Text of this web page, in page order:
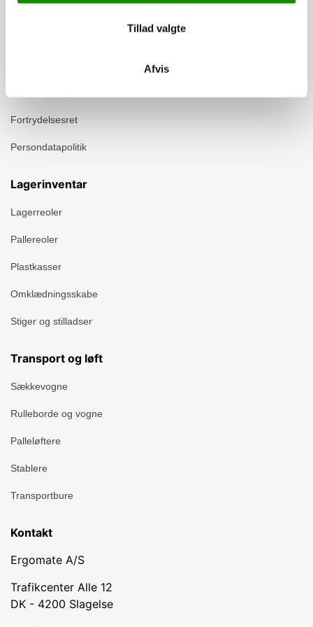
Tillad valgte
Afvis
Fortrydelsesret
Persondatapolitik
Lagerinventar
Lagerreoler
Pallereoler
Plastkasser
Omklædningsskabe
Stiger og stilladser
Transport og løft
Sækkevogne
Rulleborde og vogne
Palleløftere
Stablere
Transportbure
Kontakt
Ergomate A/S
Trafikcenter Alle 12
DK - 4200 Slagelse